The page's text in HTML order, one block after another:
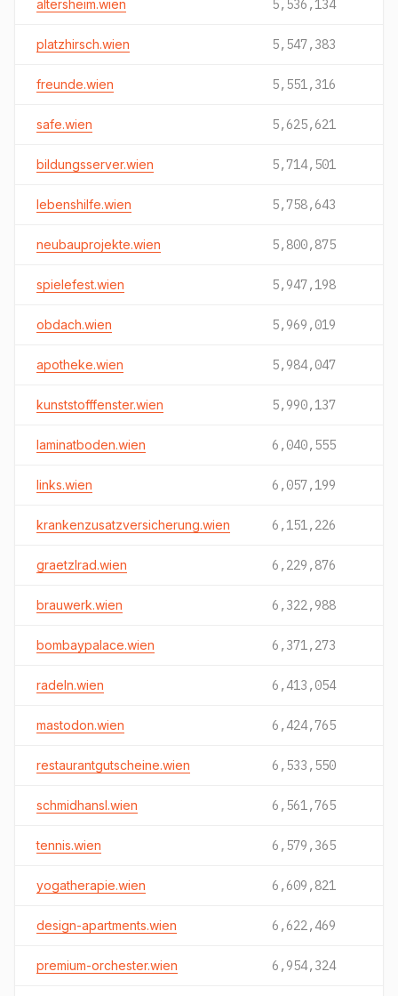
altersheim.wien 5,536,134
platzhirsch.wien 5,547,383
freunde.wien 5,551,316
safe.wien 5,625,621
bildungsserver.wien 5,714,501
lebenshilfe.wien 5,758,643
neubauprojekte.wien 5,800,875
spielefest.wien 5,947,198
obdach.wien 5,969,019
apotheke.wien 5,984,047
kunststofffenster.wien 5,990,137
laminatboden.wien 6,040,555
links.wien 6,057,199
krankenzusatzversicherung.wien 6,151,226
graetzlrad.wien 6,229,876
brauwerk.wien 6,322,988
bombaypalace.wien 6,371,273
radeln.wien 6,413,054
mastodon.wien 6,424,765
restaurantgutscheine.wien 6,533,550
schmidhansl.wien 6,561,765
tennis.wien 6,579,365
yogatherapie.wien 6,609,821
design-apartments.wien 6,622,469
premium-orchester.wien 6,954,324